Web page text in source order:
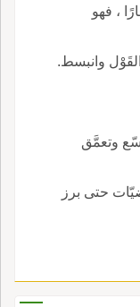
، فهو
وانبسط.
وتعمَّق
حتى برز